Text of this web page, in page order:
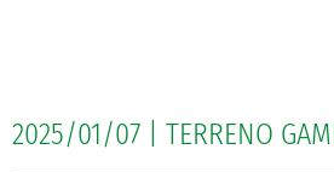
2025/01/07 | TERRENO